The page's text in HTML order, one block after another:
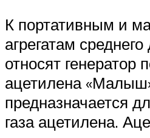
К портативным и
агрегатам
относят генератор
ацетилена
предназначается
газа ацетилена.